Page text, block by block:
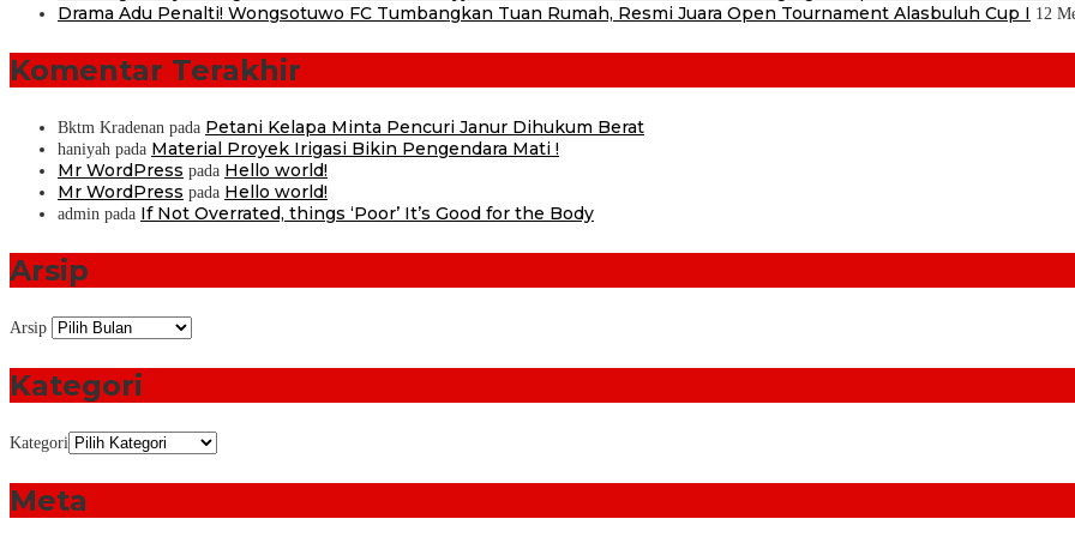
Drama Adu Penalti! Wongsotuwo FC Tumbangkan Tuan Rumah, Resmi Juara Open Tournament Alasbuluh Cup I 12
Komentar Terakhir
Bktm Kradenan pada Petani Kelapa Minta Pencuri Janur Dihukum Berat
haniyah pada Material Proyek Irigasi Bikin Pengendara Mati !
Mr WordPress pada Hello world!
Mr WordPress pada Hello world!
admin pada If Not Overrated, things ‘Poor’ It’s Good for the Body
Arsip
Arsip
Kategori
Kategori
Meta